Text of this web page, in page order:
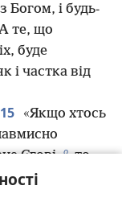
і будь-
те, що
буде
і частка від
15 «Якщо хтось
Єгові, о то
провину —